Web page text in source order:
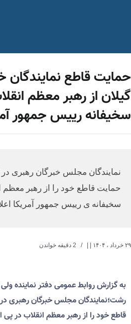
حمایت قاطع نمایندگان
گیلان ‌از رهبر معظم
سخیفانه رییس جمهور
نمایندگان مجلس خبرگان رهبری در
حمایت قاطع خود را ‌از رهبر معظم
سخیفانه ی رییس جمهور آمریکا
۲۹ خرداد ، ۱۴۰۴
به گزارش روابط عمومی دفتر نماینده
رشت؛نمایندگان مجلس خبرگان رهبری
قاطع خود را ‌از رهبر معظم انقلاب در